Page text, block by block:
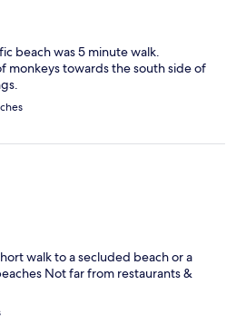
beach was 5 minute walk.
monkeys towards the south side of
walk to a secluded beach or a
Not far from restaurants &